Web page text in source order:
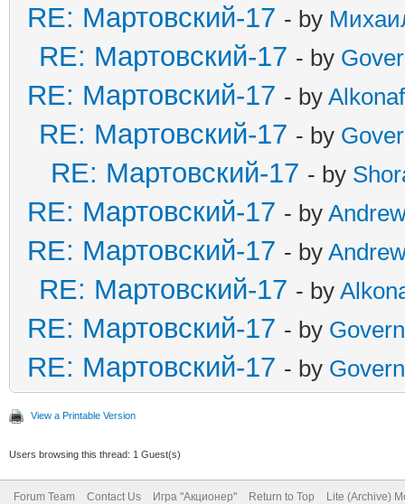
RE: Мартовский-17 - by
RE: Мартовский-17 - by
RE: Мартовский-17 - by
RE: Мартовский-17 - by
RE: Мартовский-17 - by
RE: Мартовский-17 - by
RE: Мартовский-17 - by
RE: Мартовский-17 - by
RE: Мартовский-17 - by
RE: Мартовский-17 - by
View a Printable Version
Users browsing this thread: 1 Guest(s)
Forum Team Contact Us Игра "Акционер" Return to Top Lite (Archive)